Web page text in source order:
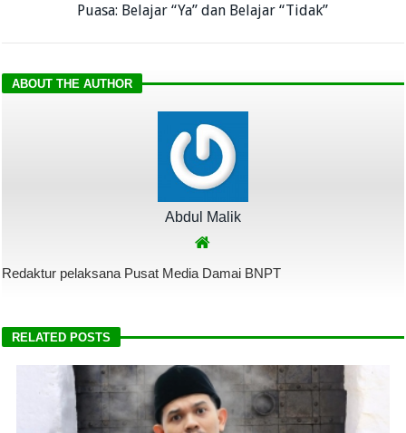
Puasa: Belajar “Ya” dan Belajar “Tidak”
ABOUT THE AUTHOR
Abdul Malik
Redaktur pelaksana Pusat Media Damai BNPT
RELATED POSTS